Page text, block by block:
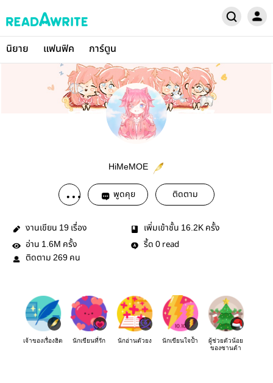
นิยาย แฟนฟิค การ์ตูน
HiMeMOE
พูดคุย ติดตาม
งานเขียน 19 เรื่อง เพิ่มเข้าชั้น 16.2K ครั้ง
อ่าน 1.6M ครั้ง รี้ด 0 read
ติดตาม 269 คน
เจ้าของเรื่องฮิต นักเขียนที่รัก นักอ่านตัวยง นักเขียนใจป้ำ
ผู้ช่วยตัวน้อย
ของซานต้า